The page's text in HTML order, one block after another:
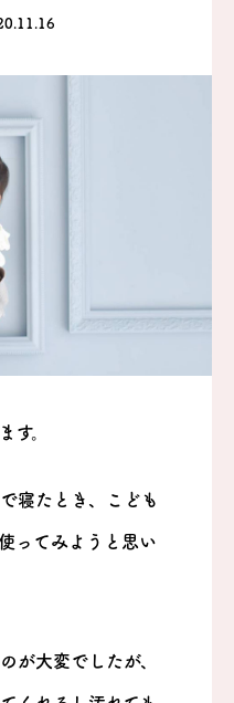
す。
寝たとき、こども
ってみようと思い
が大変でしたが、